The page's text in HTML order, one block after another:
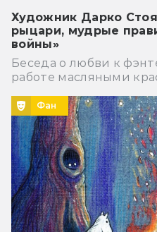
Художник Дарко
рыцари, мудрые
войны»
Беседа о любви к
работе масляными
Фан